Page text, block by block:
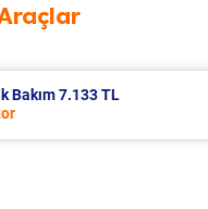
Bakım 7.335 TL
1.2 Tsi Motor